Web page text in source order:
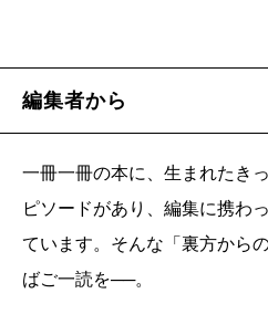
編集者から
一冊一冊の本に、生まれたき
ピソードがあり、編集に携わ
ています。そんな「裏方から
ばご一読を──。